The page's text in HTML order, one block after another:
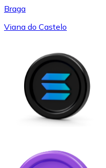
Braga
Viana do Castelo